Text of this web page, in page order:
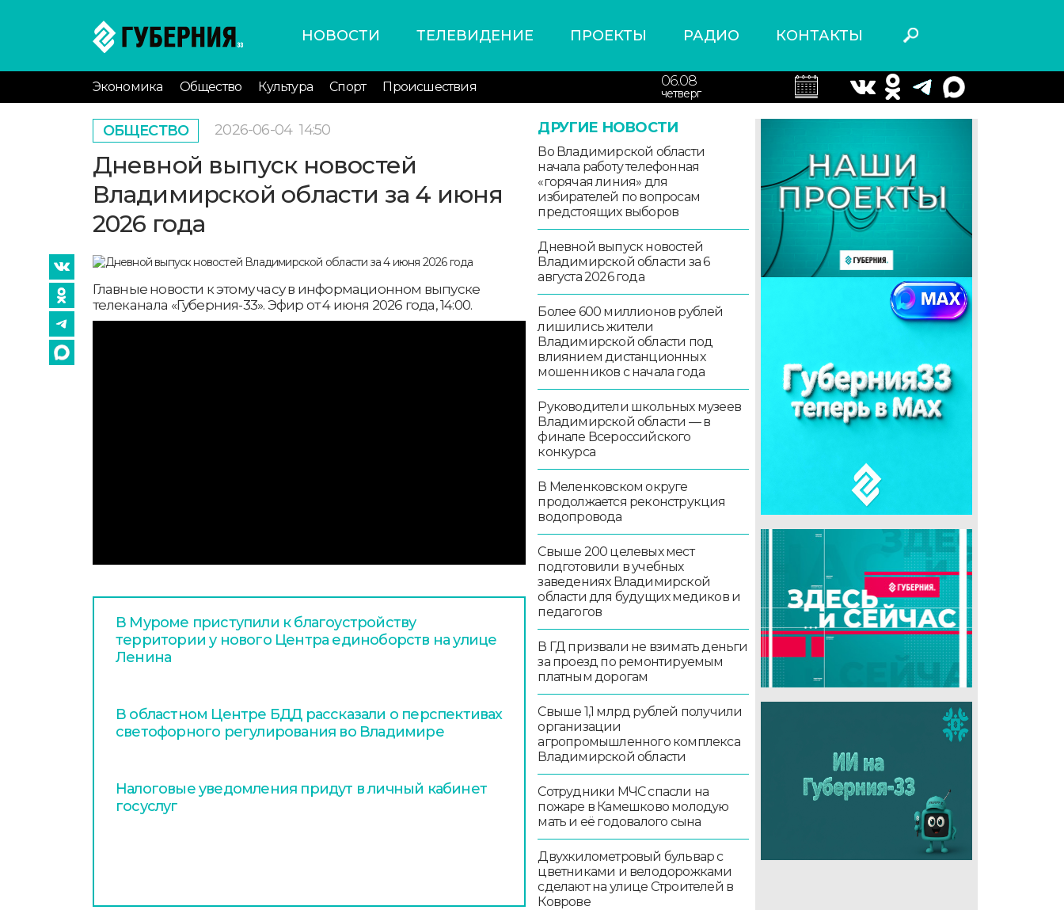
НОВОСТИ ТЕЛЕВИДЕНИЕ ПРОЕКТЫ РАДИО КОНТАКТЫ
Экономика Общество Культура Спорт Происшествия 06.08
четверг
ОБЩЕСТВО 2026-06-04 14:50
Дневной выпуск новостей
Владимирской области за 4 июня
2026 года
Главные новости к этому часу в информационном выпуске
телеканала «Губерния-33». Эфир от 4 июня 2026 года, 14:00.
В Муроме приступили к благоустройству
территории у нового Центра единоборств на улице
Ленина
В областном Центре БДД рассказали о перспективах
светофорного регулирования во Владимире
Налоговые уведомления придут в личный кабинет
госуслуг
ДРУГИЕ НОВОСТИ
Во Владимирской области
начала работу телефонная
«горячая линия» для
избирателей по вопросам
предстоящих выборов
Дневной выпуск новостей
Владимирской области за 6
августа 2026 года
Более 600 миллионов рублей
лишились жители
Владимирской области под
влиянием дистанционных
мошенников с начала года
Руководители школьных музеев
Владимирской области — в
финале Всероссийского
конкурса
В Меленковском округе
продолжается реконструкция
водопровода
Свыше 200 целевых мест
подготовили в учебных
заведениях Владимирской
области для будущих медиков и
педагогов
В ГД призвали не взимать деньги
за проезд по ремонтируемым
платным дорогам
Свыше 1,1 млрд рублей получили
организации
агропромышленного комплекса
Владимирской области
Сотрудники МЧС спасли на
пожаре в Камешково молодую
мать и её годовалого сына
Двухкилометровый бульвар с
цветниками и велодорожками
сделают на улице Строителей в
Коврове